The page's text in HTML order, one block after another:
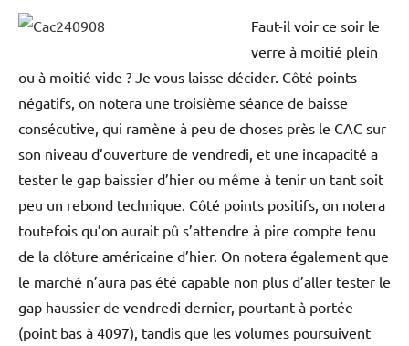
Faut-il voir ce soir le
verre à moitié plein
ou à moitié vide ? Je vous laisse décider. Côté points
négatifs, on notera une troisième séance de baisse
consécutive, qui ramène à peu de choses près le CAC sur
son niveau d’ouverture de vendredi, et une incapacité a
tester le gap baissier d’hier ou même à tenir un tant soit
peu un rebond technique. Côté points positifs, on notera
toutefois qu’on aurait pû s’attendre à pire compte tenu
de la clôture américaine d’hier. On notera également que
le marché n’aura pas été capable non plus d’aller tester le
gap haussier de vendredi dernier, pourtant à portée
(point bas à 4097), tandis que les volumes poursuivent